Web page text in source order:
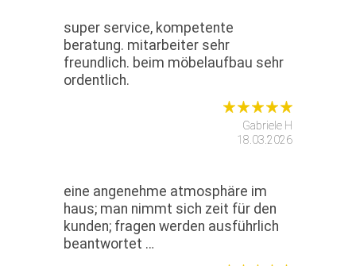
super service, kompetente
beratung. mitarbeiter sehr
freundlich. beim möbelaufbau sehr
ordentlich.
Gabriele H
18.03.2026
eine angenehme atmosphäre im
haus; man nimmt sich zeit für den
kunden; fragen werden ausführlich
beantwortet …